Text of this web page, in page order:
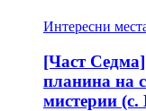
Интересни
[Част
планина на
мистерии (с.